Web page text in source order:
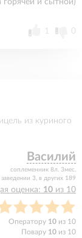
горячей и сытной)
1 0
из куриного
Василий
соплеменник 8л. 3мес.
заведении 3, в других 189
оценка: 10 из 10
Оператору 10 из 10
Повару 10 из 10